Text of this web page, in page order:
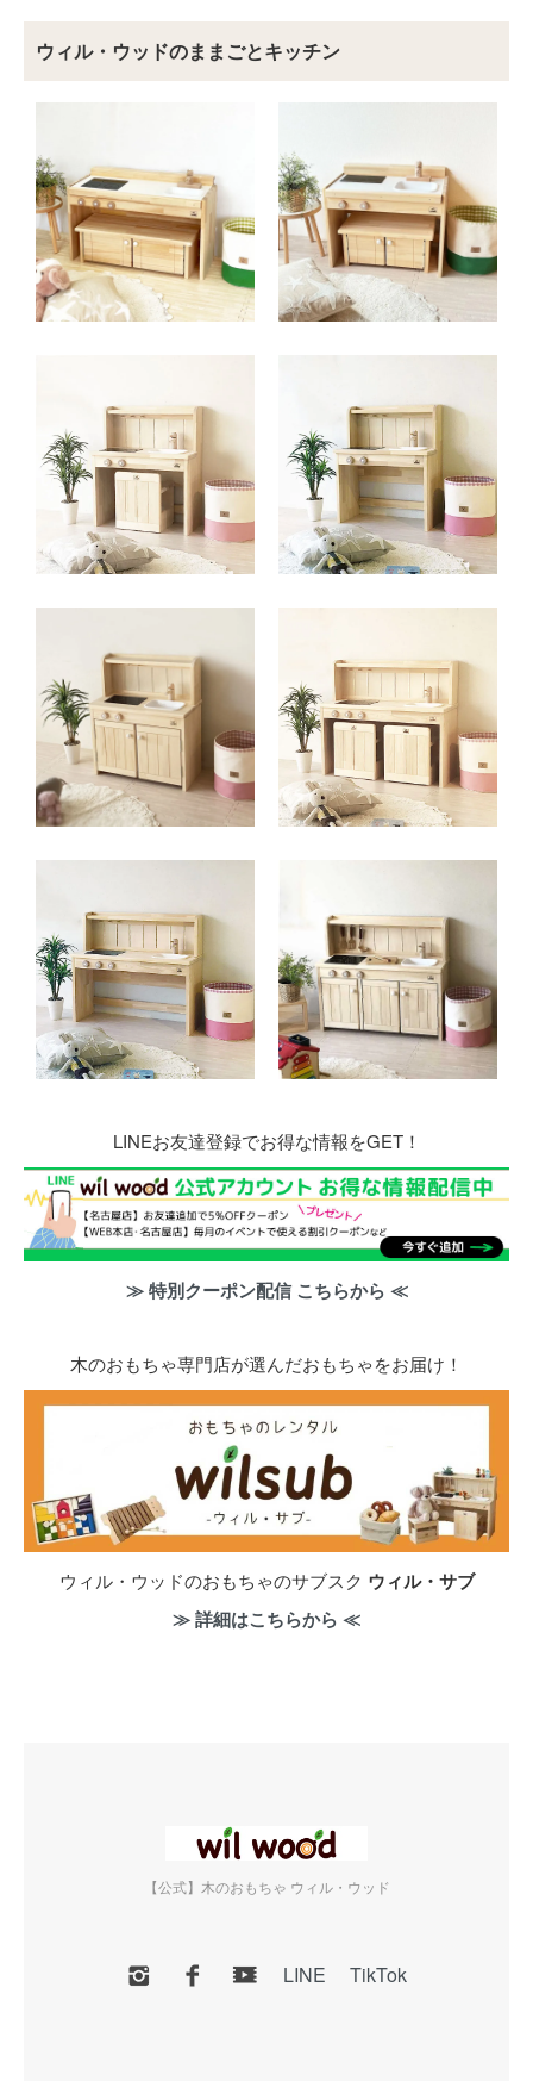
ウィル・ウッドのままごとキッチン
LINEお友達登録でお得な情報をGET！
≫ 特別クーポン配信 こちらから ≪
木のおもちゃ専門店が選んだおもちゃをお届け！
ウィル・ウッドのおもちゃのサブスク ウィル・サブ
≫ 詳細はこちらから ≪
【公式】木のおもちゃ ウィル・ウッド
LINE TikTok